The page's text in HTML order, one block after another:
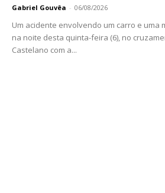
Gabriel Gouvêa - 06/08/2026
Um acidente envolvendo um carro e uma
na noite desta quinta-feira (6), no
Castelano com a...